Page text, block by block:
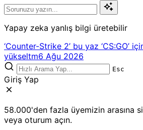
Yapay zeka yanlış bilgi üretebilir
‘Counter-Strike 2’ bu yaz ‘CS:GO’
yükseltm6 Ağu 2026
Esc
Giriş Yap
58.000'den fazla üyemizin arasına
veya oturum açın.